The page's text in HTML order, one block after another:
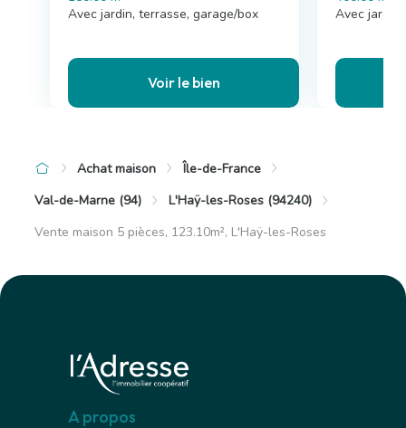
Avec jardin, terrasse, garage/box
Voir le bien
Avec jardin
Achat maison
Île-de-France
Val-de-Marne (94)
L'Haÿ-les-Roses (94240)
Vente maison 5 pièces, 123.10m², L'Haÿ-les-Roses
A propos